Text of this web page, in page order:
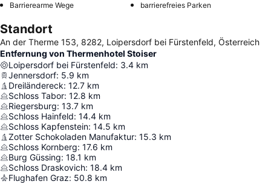
Barrierearme Wege barrierefreies Parken
Standort
An der Therme 153, 8282, Loipersdorf bei Fürstenfeld, Österreich
Entfernung von Thermenhotel Stoiser
Loipersdorf bei Fürstenfeld: 3.4 km
Jennersdorf: 5.9 km
Dreiländereck: 12.7 km
Schloss Tabor: 12.8 km
Riegersburg: 13.7 km
Schloss Hainfeld: 14.4 km
Schloss Kapfenstein: 14.5 km
Zotter Schokoladen Manufaktur: 15.3 km
Schloss Kornberg: 17.6 km
Burg Güssing: 18.1 km
Schloss Draskovich: 18.4 km
Flughafen Graz: 50.8 km